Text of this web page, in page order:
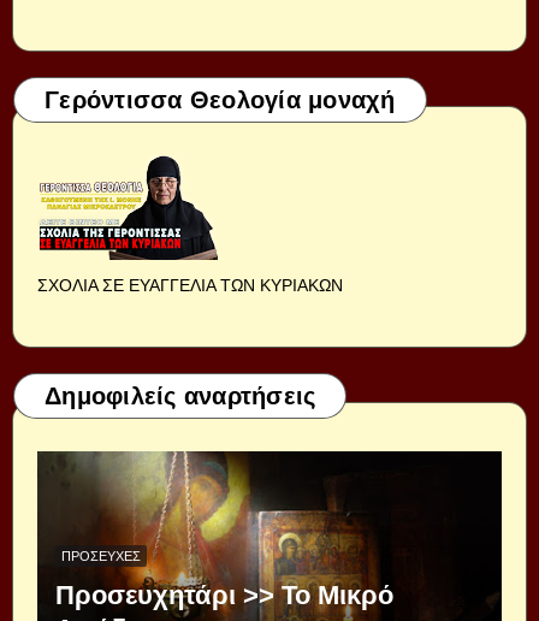
Γερόντισσα Θεολογία μοναχή
ΣΧΟΛΙΑ ΣΕ ΕΥΑΓΓΕΛΙΑ ΤΩΝ ΚΥΡΙΑΚΩΝ
Δημοφιλείς αναρτήσεις
ΠΡΟΣΕΥΧΈΣ
Προσευχητάρι >> Το Μικρό